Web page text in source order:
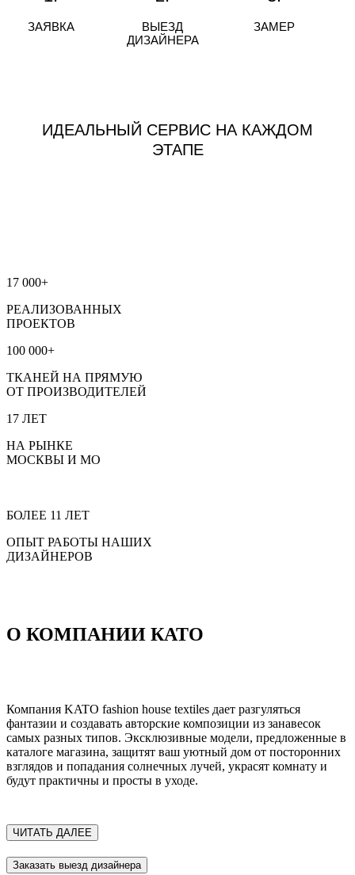
ЗАЯВКА
ВЫЕЗД
ДИЗАЙНЕРА
ЗАМЕР
ИДЕАЛЬНЫЙ СЕРВИС НА КАЖДОМ
ЭТАПЕ
17 000+
РЕАЛИЗОВАННЫХ
ПРОЕКТОВ
100 000+
ТКАНЕЙ НА ПРЯМУЮ
ОТ ПРОИЗВОДИТЕЛЕЙ
17 ЛЕТ
НА РЫНКЕ
МОСКВЫ И МО
БОЛЕЕ 11 ЛЕТ
ОПЫТ РАБОТЫ НАШИХ
ДИЗАЙНЕРОВ
О КОМПАНИИ КАТО
Компания KATO fashion house textiles дает разгуляться
фантазии и создавать авторские композиции из занавесок
самых разных типов. Эксклюзивные модели, предложенные в
каталоге магазина, защитят ваш уютный дом от посторонних
взглядов и попадания солнечных лучей, украсят комнату и
будут практичны и просты в уходе.
ЧИТАТЬ ДАЛЕЕ
Заказать выезд дизайнера